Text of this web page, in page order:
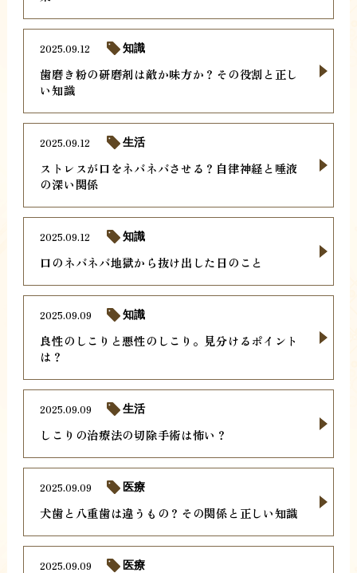
歯磨き粉の研磨剤は敵か味方か？その役割と正し
い知識
2025.09.12 知識
ストレスが口をネバネバさせる？自律神経と唾液
の深い関係
2025.09.12 生活
口のネバネバ地獄から抜け出した日のこと
2025.09.12 知識
良性のしこりと悪性のしこり。見分けるポイント
は？
2025.09.09 知識
しこりの治療法の切除手術は怖い？
2025.09.09 生活
犬歯と八重歯は違うもの？その関係と正しい知識
2025.09.09 医療
2025.09.09 医療